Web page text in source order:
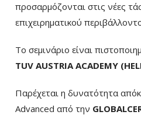
προσαρμόζονται στις νέες
επιχειρηματικού
Το σεμινάριο είναι
TUV AUSTRIA ACADEMY
Παρέχεται η δυνατότητα
Advanced από την